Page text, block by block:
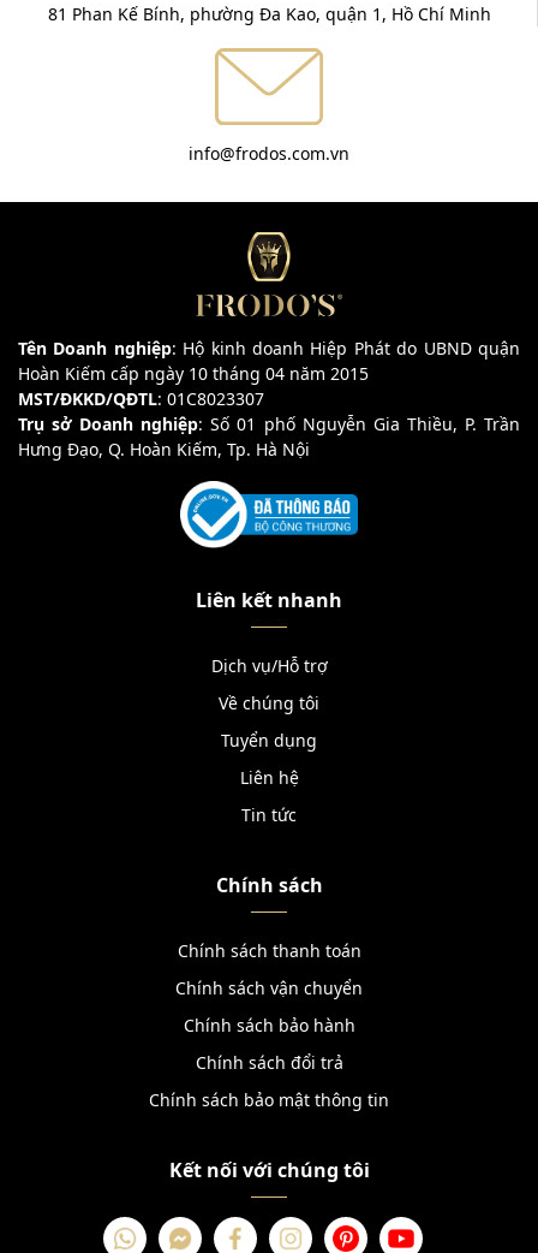
81 Phan Kế Bính, phường Đa Kao, quận 1, Hồ Chí Minh
info@frodos.com.vn
Tên Doanh nghiệp: Hộ kinh doanh Hiệp Phát do UBND quận
Hoàn Kiếm cấp ngày 10 tháng 04 năm 2015
MST/ĐKKD/QĐTL: 01C8023307
Trụ sở Doanh nghiệp: Số 01 phố Nguyễn Gia Thiều, P. Trần
Hưng Đạo, Q. Hoàn Kiếm, Tp. Hà Nội
Liên kết nhanh
Dịch vụ/Hỗ trợ
Về chúng tôi
Tuyển dụng
Liên hệ
Tin tức
Chính sách
Chính sách thanh toán
Chính sách vận chuyển
Chính sách bảo hành
Chính sách đổi trả
Chính sách bảo mật thông tin
Kết nối với chúng tôi